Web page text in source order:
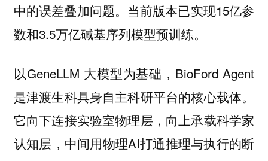
中的误差叠加问题。当前版本已实现15亿参
数和3.5万亿碱基序列模型预训练。
以GeneLLM 大模型为基础，BioFord Agent
是津渡生科具身自主科研平台的核心载体。
它向下连接实验室物理层，向上承载科学家
认知层，中间用物理AI打通推理与执行的断